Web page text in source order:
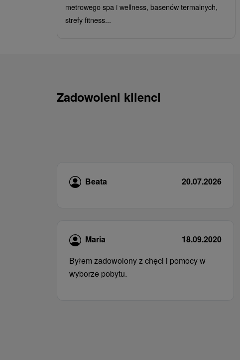
metrowego spa i wellness, basenów termalnych,
strefy fitness...
Zadowoleni klienci
Beata 20.07.2026
Maria
18.09.2020
Byłem zadowolony z chęci i pomocy w
wyborze pobytu.